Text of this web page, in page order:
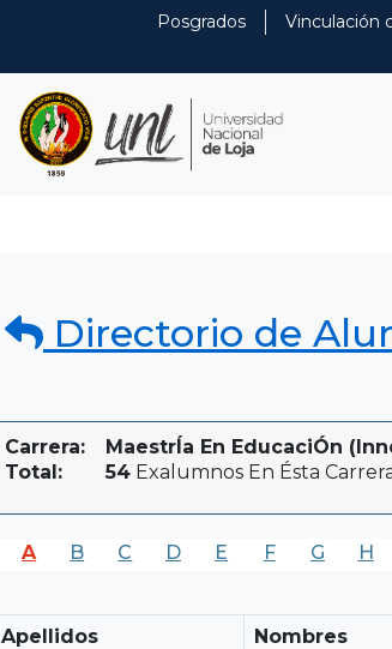
Posgrados Vinculación
Directorio de
Carrera:
MaestrÍa En EducaciÓn
Total:
54 Exalumnos En Ésta
A B C D E F G H
Apellidos Nombres